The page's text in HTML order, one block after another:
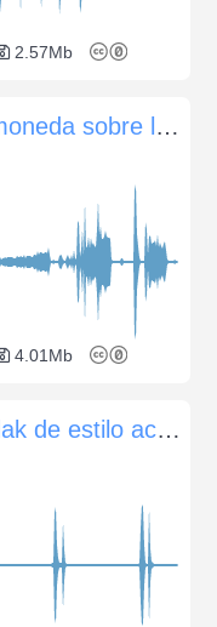
2.57Mb
Unas cuantas tiradas de moneda sobre la mesa
4.01Mb
Obturador de cámara Kodak de estilo acordeón antiguo